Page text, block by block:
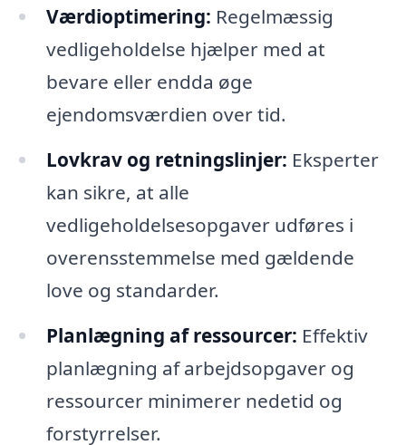
Værdioptimering: Regelmæssig
vedligeholdelse hjælper med at
bevare eller endda øge
ejendomsværdien over tid.
Lovkrav og retningslinjer: Eksperter
kan sikre, at alle
vedligeholdelsesopgaver udføres i
overensstemmelse med gældende
love og standarder.
Planlægning af ressourcer: Effektiv
planlægning af arbejdsopgaver og
ressourcer minimerer nedetid og
forstyrrelser.